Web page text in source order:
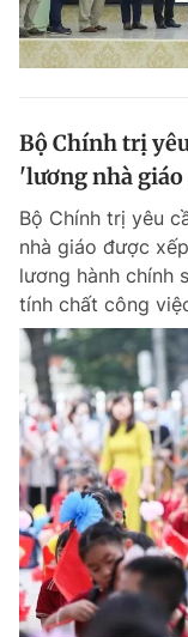
Bộ Chính trị
'lương nhà
Bộ Chính trị yêu
nhà giáo được
lương hành chính
tính chất công